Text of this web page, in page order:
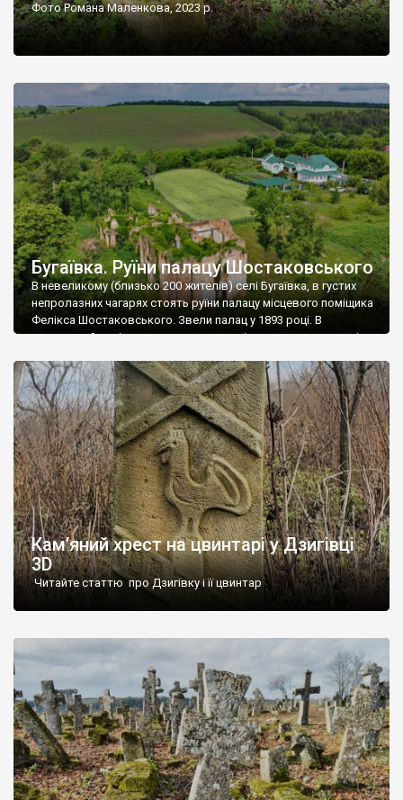
Фото Романа Маленкова, 2023 р.
Бугаївка. Руїни палацу Шостаковського
В невеликому (близько 200 жителів) селі Бугаївка, в густих
непролазних чагарях стоять руїни палацу місцевого поміщика
Фелікса Шостаковського. Звели палац у 1893 році. В
радянський період у ньому спочатку містилася школа, потім
століття тут розмістили туберкульозну лікарню. Коли із
палацу виїхала лікарня – ми точно не […]
Кам’яний хрест на цвинтарі у Дзигівці
3D
Читайте статтю про Дзигівку і її цвинтар